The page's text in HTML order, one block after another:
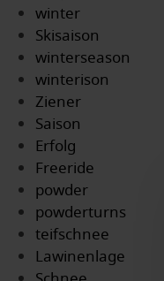
winter
Skisaison
winterseason
winterison
Ziener
Saison
Erfolg
Freeride
powder
powderturns
teifschnee
Lawinenlage